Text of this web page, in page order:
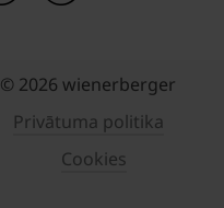
© 2026 wienerberger
Privātuma politika
Cookies